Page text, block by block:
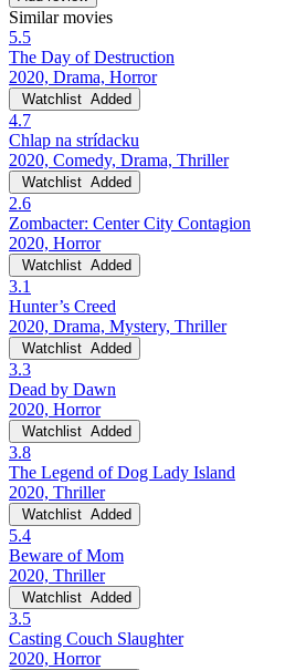
Similar movies
5.5
The Day of Destruction
2020, Drama, Horror
Watchlist Added
4.7
Chlap na strídacku
2020, Comedy, Drama, Thriller
Watchlist Added
2.6
Zombacter: Center City Contagion
2020, Horror
Watchlist Added
3.1
Hunter’s Creed
2020, Drama, Mystery, Thriller
Watchlist Added
3.3
Dead by Dawn
2020, Horror
Watchlist Added
3.8
The Legend of Dog Lady Island
2020, Thriller
Watchlist Added
5.4
Beware of Mom
2020, Thriller
Watchlist Added
3.5
Casting Couch Slaughter
2020, Horror